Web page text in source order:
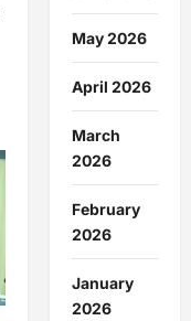
May 2026
April 2026
March
2026
February
2026
January
2026